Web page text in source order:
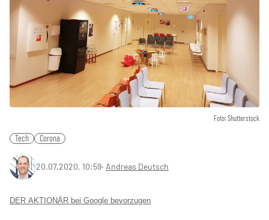
Foto: Shutterstock
Tech Corona
20.07.2020, 10:59‧ Andreas Deutsch
DER AKTIONÄR bei Google bevorzugen